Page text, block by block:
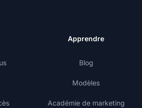
Apprendre
Blog
Modèles
Académie de marketing